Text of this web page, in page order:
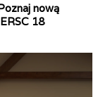
nową
18